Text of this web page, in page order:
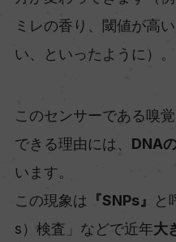
ミレの香り、閾値が高
い、といったように）。
このセンサーである嗅
できる理由には、 DNA
います。
この現象は 『SNPs』
と
s）検査」などで近年大